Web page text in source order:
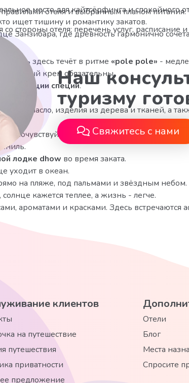
отеля и выбранным планом питания.
стороны отеля; перечень услуг, расписание
место для кайтсёрфинга и спокойного
ищет тишину и романтику закатов.
Занзибара, где древность гармонично
здесь течёт в ритме «pole pole» -
крем обязательны.
плантации специй.
масло, изделия из дерева и тканей, а
и почувствуйте дыхание истории.
лодке dhow во время заката.
уходит в океан.
на пляже, под пальмами и звёздным небом.
кажется теплее, а жизнь - легче.
ароматами и красками. Здесь встречаются
Наш
туризму
Свяжитесь с нами
клиентов
на путешествие
путешествия
приватности
предложение
Отели
Блог
Места
Спросите